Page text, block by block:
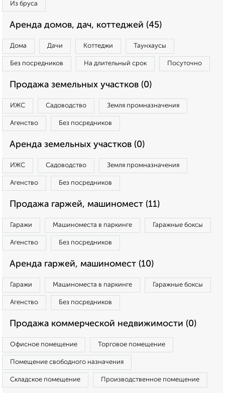
Из бруса
Аренда домов, дач, коттеджей (45)
Дома Дачи Коттеджи Таунхаусы
Без посредников На длительный срок Посуточно
Продажа земельных участков (0)
ИЖС Садоводство Земля промназначения
Агенство Без посредников
Аренда земельных участков (0)
ИЖС Садоводство Земля промназначения
Агенство Без посредников
Продажа гаржей, машиномест (11)
Гаражи Машиноместа в паркинге Гаражные боксы
Агенство Без посредников
Аренда гаржей, машиномест (10)
Гаражи Машиноместа в паркинге Гаражные боксы
Агенство Без посредников
Продажа коммерческой недвижимости (0)
Офисное помещение Торговое помещение
Помещение свободного назначения
Складское помещение Производственное помещение